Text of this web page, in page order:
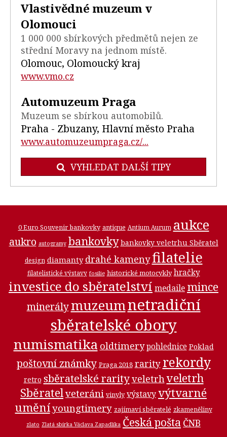
Vlastivědné muzeum v
Olomouci
1 000 000 sbírkových předmětů nejen ze
střední Moravy na jednom místě.
Olomouc, Olomoucký kraj
www.vmo.cz
Automuzeum Praga
Muzeum se sbírkou automobilů.
Praha - Zbuzany, Hlavní město Praha
www.automuzeumpraga.cz/...
VYHLEDAT DALŠÍ TIPY
0 Euro Souvenir bankovky antique Antium Aurum aukce
aukro autogramy bankovky bankovky veletrhu Sběratel
design diamanty drahé kamenyfilatelie
filatelistické výstavy fosilie historické motocykly hračky
investice do sběratelství medaile mince
minerálymuzeumnetradiční
sběratelské obory
numismatika oldtimery pohlednice Poklad
poštovní známky Praga 2018 rarity rekordy
retro sběratelské rarityveletrhveletrh
Sběratelveteráni vinyly výstavyvýtvarné
uměníyoungtimery zajímaví sběratelé zkameněliny
zlato Zlatá sbírka Václava Zapadlíka Česká pošta ČNB